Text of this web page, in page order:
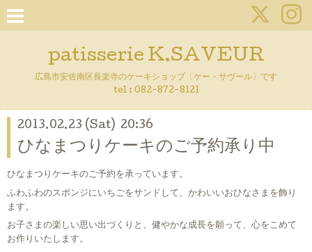
patisserie K.SAVEUR
広島市安佐南区長楽寺のケーキショップ〔ケー・サヴール〕です
tel : 082-872-8121
2013.02.23 (Sat) 20:36
ひなまつりケーキのご予約承り中
ひなまつりケーキのご予約を承っています。
ふわふわのスポンジにいちごをサンドして、かわいいおひなさまを飾り
ます。
お子さまの楽しい思い出づくりと、健やかな成長を願って、心をこめて
お作りいたします。